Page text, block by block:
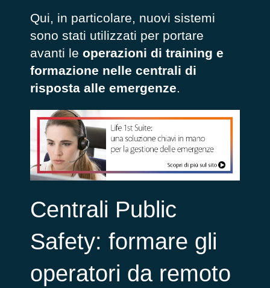
Qui, in particolare, nuovi sistemi
sono stati utilizzati per portare
avanti le operazioni di training e
formazione nelle centrali di
risposta alle emergenze.
Centrali Public
Safety: formare gli
operatori da remoto